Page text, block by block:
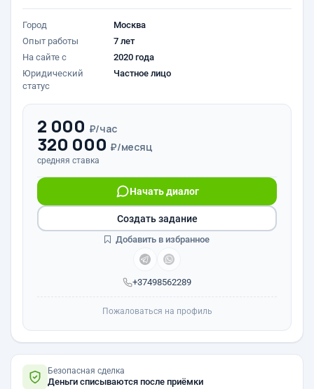
Город
Москва
Опыт работы
7 лет
На сайте с
2020 года
Юридический
статус
Частное лицо
2 000 ₽/час
320 000 ₽/месяц
средняя ставка
+37498562289
Начать диалог
Создать задание
Добавить в избранное
Пожаловаться на профиль
Безопасная сделка
Деньги списываются после приёмки